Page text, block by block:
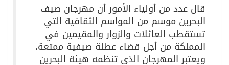
قال عدد من أولياء الأمور أن مهرجان صيف
البحرين موسم من المواسم الثقافية التي
تستقطب العائلات والزوار والمقيمين في
المملكة من أجل قضاء عطلة صيفية ممتعة،
ويعتبر المهرجان الذي تنظمه هيئة البحرين